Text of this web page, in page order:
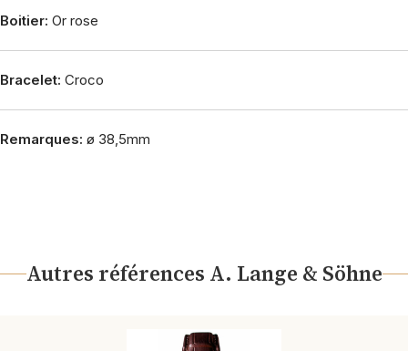
Boitier: Or rose
Bracelet: Croco
Remarques: ø 38,5mm
Autres références A. Lange & Söhne